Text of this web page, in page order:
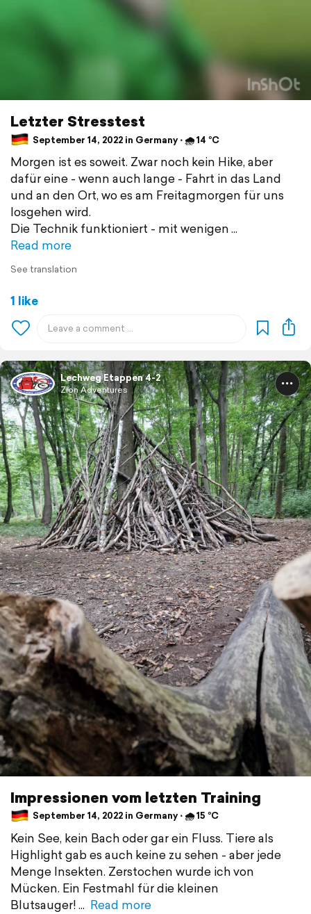
Letzter Stresstest
September 14, 2022 in Germany ⋅ 🌧 14 °C
Morgen ist es soweit. Zwar noch kein Hike, aber
dafür eine - wenn auch lange - Fahrt in das Land
und an den Ort, wo es am Freitagmorgen für uns
losgehen wird.
Die Technik funktioniert - mit wenigen
Read more
See translation
1 like
Lechweg Etappen 4-2
Zion Adventures
Impressionen vom letzten Training
September 14, 2022 in Germany ⋅ 🌧 15 °C
Kein See, kein Bach oder gar ein Fluss. Tiere als
Highlight gab es auch keine zu sehen - aber jede
Menge Insekten. Zerstochen wurde ich von
Mücken. Ein Festmahl für die kleinen
Blutsauger!
Read more